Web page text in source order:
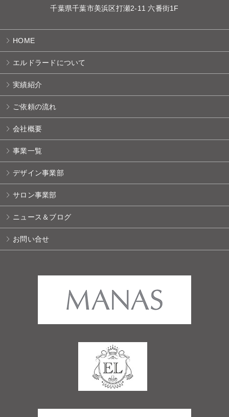
千葉県千葉市美浜区打瀬2-11 六番街1F
HOME
エルドラードについて
実績紹介
ご依頼の流れ
会社概要
事業一覧
デザイン事業部
サロン事業部
ニュース＆ブログ
お問い合せ